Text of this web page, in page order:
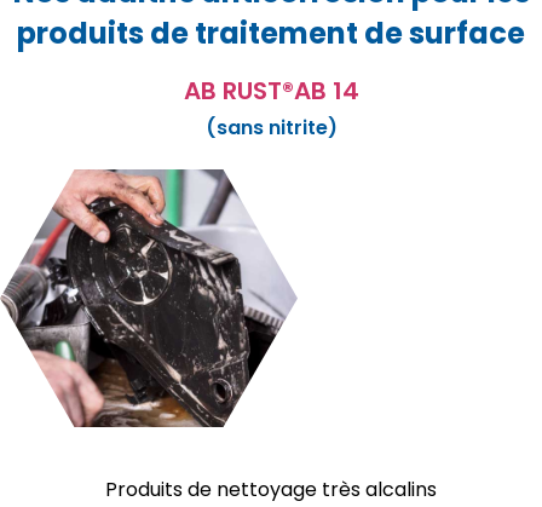
produits de traitement de surface
AB RUST®AB 14
(sans nitrite)
Produits de nettoyage très alcalins